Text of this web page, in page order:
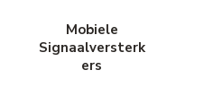
Mobiele
Signaalversterk
ers